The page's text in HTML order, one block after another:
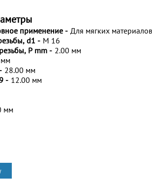
применение - Для мягких
d1 - M 16
P mm - 2.00 мм
28.00 мм
- 12.00 мм
мм